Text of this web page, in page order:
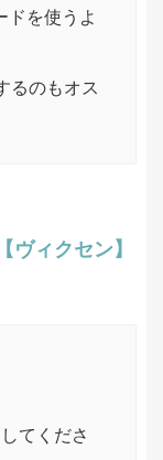
ドを使うよ
るのもオス
ヴィクセン】
てくださ